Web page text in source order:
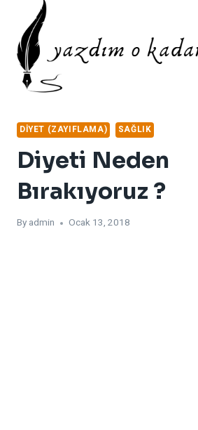
content
DIYET (ZAYIFLAMA) SAĞLIK
Diyeti Neden
Bırakıyoruz ?
By admin Ocak 13, 2018